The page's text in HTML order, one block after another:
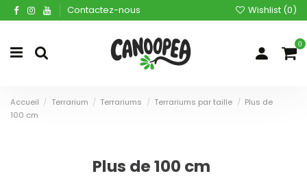
Contactez-nous Wishlist (0)
0
Accueil Terrarium Terrariums Terrariums par taille
Plus de
100 cm
Plus de 100 cm